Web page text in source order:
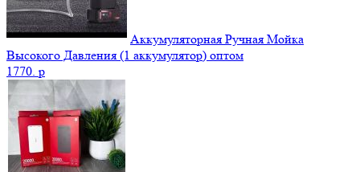
Аккумуляторная Ручная Мойка
Высокого Давления (1 аккумулятор) оптом
1770. p